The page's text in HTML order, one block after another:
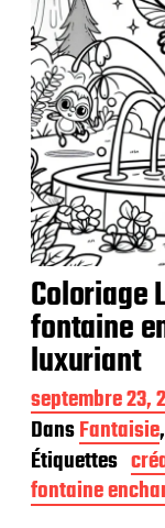
n
Coloriage
fontaine
luxuriant
D
a
t
e
d
e
septembre 23,
DansFantaisie,
Étiquettes
fontaine